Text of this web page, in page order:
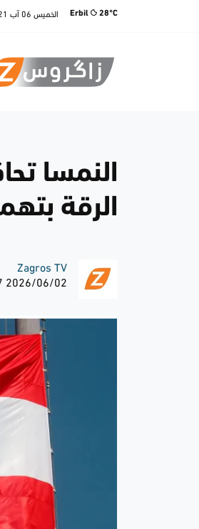
Erbil 28°C الخميس 06 آب
النمسا
الرقة
Zagros TV
2026/06/02 01:07 ص